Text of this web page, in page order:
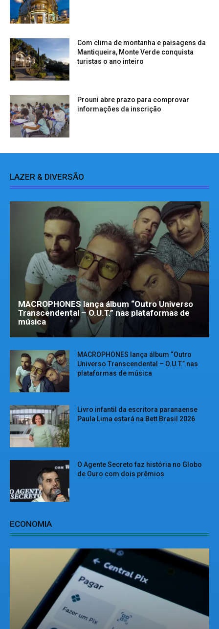
Com clima de montanha e paisagens da
Mantiqueira, Monte Verde conquista
turistas o ano inteiro
Prouni abre prazo para comprovar
informações da inscrição
LAZER & DIVERSÃO
MACROPHONES lança álbum “Outro Universo
Transcendental – O.U.T.” nas plataformas de
música
MACROPHONES lança álbum “Outro
Universo Transcendental – O.U.T.” nas
plataformas de música
Livro infantil da escritora paranaense
Paula Lima estará na Bett Brasil 2026
O Agente Secreto faz história no Globo
de Ouro com dois prêmios
ECONOMIA